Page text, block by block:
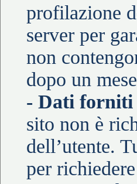
profilazione
server per
non
dopo un
- Dati forniti
sito non è
dell’utente.
per